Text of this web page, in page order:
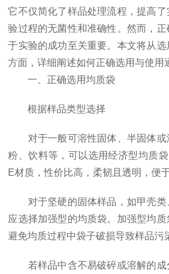
它不仅简化了样品处理流程，提高
验过程的无菌性和准确性。然而，
于实验的成功至关重要。本文将从
方面，详细阐述如何正确选用与使用
一、正确选用均质袋
根据样品类型选择
对于一般可溶性固体、半固体或
粉、饮料等，可以选用经济型均质
E材质，性价比高，柔韧且透明，便于
对于坚硬的固体样品，如甲壳类
应选择加强型的均质袋。加强型均质
避免均质过程中袋子破损导致样品污
若样品中含不易破碎或溶解的成